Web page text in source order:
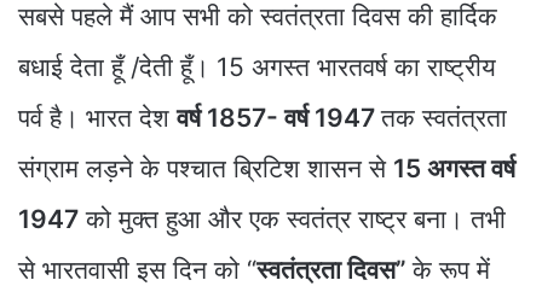
सबसे पहले मैं आप सभी को स्वतंत्रता दिवस की हार्दिक
बधाई देता हूँ /देती हूँ। 15 अगस्त भारतवर्ष का राष्ट्रीय
पर्व है। भारत देशवर्ष 1857- वर्ष 1947तक स्वतंत्रता
संग्राम लड़ने के पश्चात ब्रिटिश शासन से 15 अगस्त वर्ष
1947 को मुक्त हुआ और एक स्वतंत्र राष्ट्र बना। तभी
से भारतवासी इस दिन को “स्वतंत्रता दिवस”के रूप में